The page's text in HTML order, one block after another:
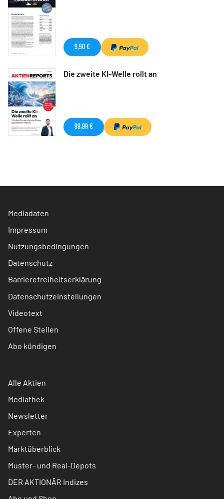
9,90 €
Die zweite KI-Welle rollt an
99,99 €
Mediadaten
Impressum
Nutzungsbedingungen
Datenschutz
Barrierefreiheitserklärung
Datenschutzeinstellungen
Videotext
Offene Stellen
Abo kündigen
Alle Aktien
Mediathek
Newsletter
Experten
Marktüberblick
Muster- und Real-Depots
DER AKTIONÄR Indizes